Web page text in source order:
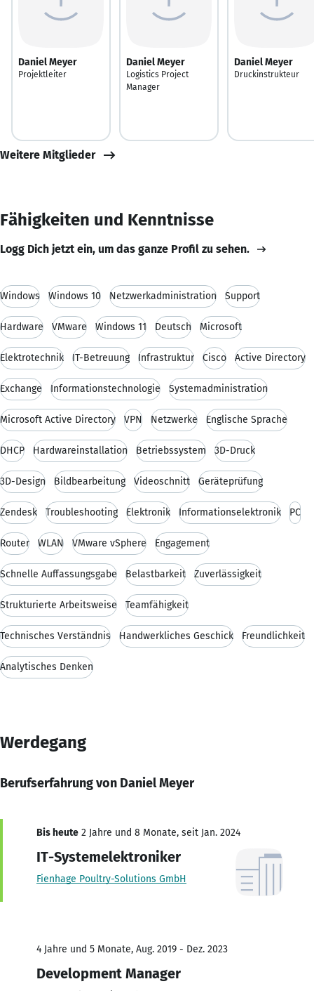
Daniel Meyer
Projektleiter
Daniel Meyer
Logistics Project
Manager
Daniel Meyer
Druckinstrukteur
Weitere Mitglieder
Fähigkeiten und Kenntnisse
Logg Dich jetzt ein, um das ganze Profil zu sehen.
Windows Windows 10 Netzwerkadministration Support
Hardware VMware Windows 11 Deutsch Microsoft
Elektrotechnik IT-Betreuung Infrastruktur Cisco Active Directory
Exchange Informationstechnologie Systemadministration
Microsoft Active Directory VPN Netzwerke Englische Sprache
DHCP Hardwareinstallation Betriebssystem 3D-Druck
3D-Design Bildbearbeitung Videoschnitt Geräteprüfung
Zendesk Troubleshooting Elektronik Informationselektronik PC
Router WLAN VMware vSphere Engagement
Schnelle Auffassungsgabe Belastbarkeit Zuverlässigkeit
Strukturierte Arbeitsweise Teamfähigkeit
Technisches Verständnis Handwerkliches Geschick Freundlichkeit
Analytisches Denken
Werdegang
Berufserfahrung von Daniel Meyer
Bis heute 2 Jahre und 8 Monate, seit Jan. 2024
IT-Systemelektroniker
Fienhage Poultry-Solutions GmbH
4 Jahre und 5 Monate, Aug. 2019 - Dez. 2023
Development Manager